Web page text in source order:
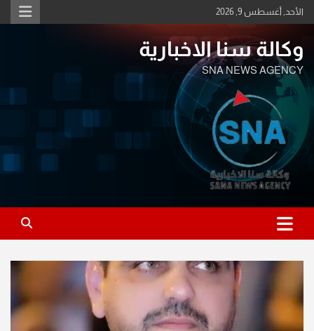
Skip
to
الأحد, أغسطس 9, 2026
وكالة سنا الاخبارية
SNA NEWS AGENCY